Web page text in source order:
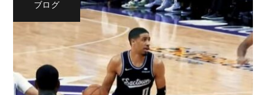
ブログ